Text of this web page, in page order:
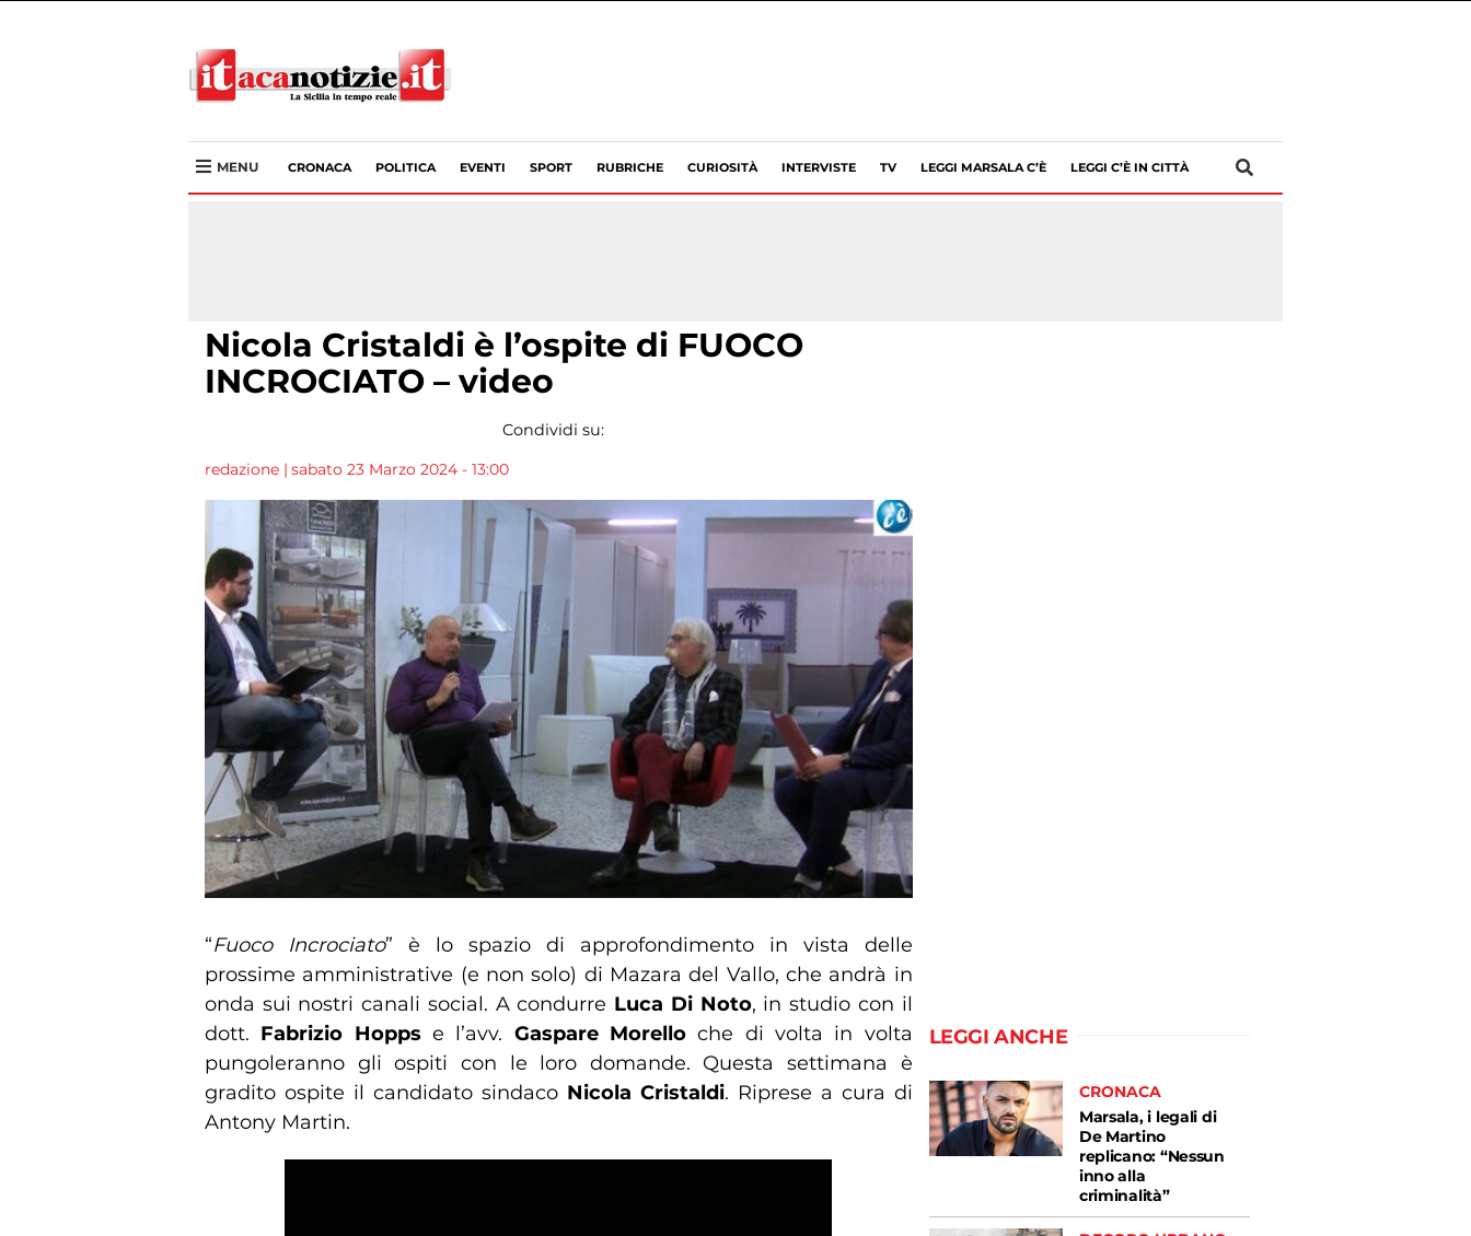
MENU CRONACA POLITICA EVENTI SPORT RUBRICHE CURIOSITÀ INTERVISTE TV LEGGI MARSALA C’È LEGGI C’È IN CITTÀ
Nicola Cristaldi è l’ospite di FUOCO
INCROCIATO – video
Condividi su:
redazione | sabato 23 Marzo 2024 - 13:00
“Fuoco Incrociato” è lo spazio di approfondimento in vista delle
prossime amministrative (e non solo) di Mazara del Vallo, che andrà in
onda sui nostri canali social. A condurre Luca Di Noto, in studio con il
dott. Fabrizio Hopps e l’avv. Gaspare Morello che di volta in volta
pungoleranno gli ospiti con le loro domande. Questa settimana è
gradito ospite il candidato sindaco Nicola Cristaldi. Riprese a cura di
Antony Martin.
LEGGI ANCHE
CRONACA
Marsala, i legali di
De Martino
replicano: “Nessun
inno alla
criminalità”